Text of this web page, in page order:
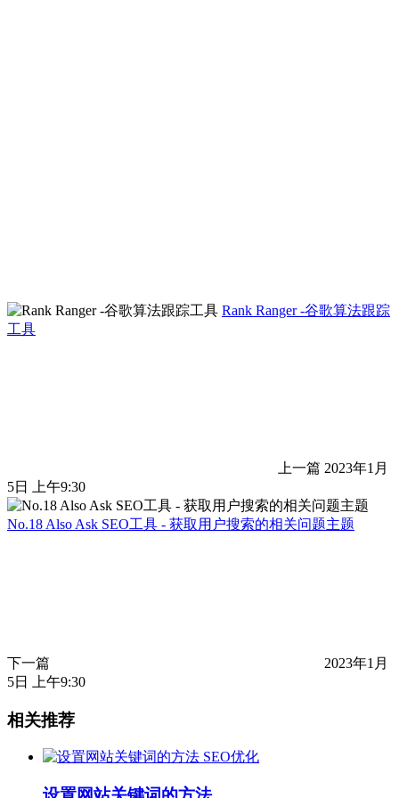
Rank Ranger -谷歌算法跟踪
工具
上一篇 2023年1月
5日 上午9:30
No.18 Also Ask SEO工具 - 获取用户搜索的相关问题主题
下一篇
2023年1月
5日 上午9:30
相关推荐
SEO优化